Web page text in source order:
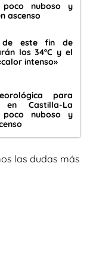
poco nuboso y
ascenso
de este fin de
los 34ºC y el
intenso»
para
Castilla-La
poco nuboso y
las dudas más